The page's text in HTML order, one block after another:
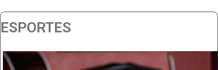
ESPORTES